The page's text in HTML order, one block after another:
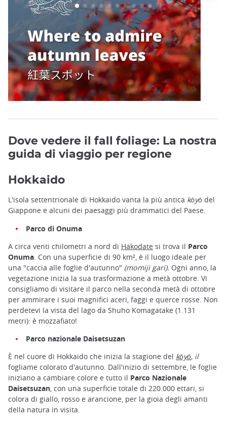
Dove vedere il fall foliage: La nostra
guida di viaggio per regione
Hokkaido
L'isola settentrionale di Hokkaido vanta la più antica kōyō del
Giappone e alcuni dei paesaggi più drammatici del Paese.
Parco di Onuma
A circa venti chilometri a nord di Hakodate si trova il Parco
Onuma . Con una superficie di 90 km², è il luogo ideale per
una "caccia alle foglie d'autunno" (momiji gari). Ogni anno, la
vegetazione inizia la sua trasformazione a metà ottobre. Vi
consigliamo di visitare il parco nella seconda metà di ottobre
per ammirare i suoi magnifici aceri, faggi e querce rosse. Non
perdetevi la vista del lago da Shuho Komagatake (1.131
metri): è mozzafiato!
Parco nazionale Daisetsuzan
È nel cuore di Hokkaido che inizia la stagione del kōyō, il
fogliame colorato d'autunno. Dall'inizio di settembre, le foglie
iniziano a cambiare colore e tutto il Parco Nazionale
Daisetsuzan, con una superficie totale di 220.000 ettari, si
colora di giallo, rosso e arancione, per la gioia degli amanti
della natura in visita.